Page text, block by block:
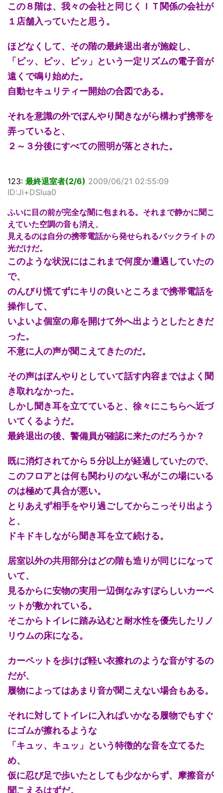
この８階は、我々の会社と同じくＩＴ関係の会社が
１店舗入っていたと思う。
ほどなくして、その階の最終退出者が施錠し、
「ピッ、ピッ、ピッ」という一定リズムの電子音が
遠くで鳴り始めた。
自動セキュリティー開始の合図である。
それを意識の外でぼんやり聞きながら構わず携帯を
弄っていると、
２～３分後にすべての照明が落とされた。
123: 最終退室者(2/6) 2009/06/21 02:55:09
ID:Ji+DSlua0
ふいに目の前が完全な闇に包まれる。それまで静かに聞こ
えていた空調の音も消え、
見えるのは自分の携帯電話から発せられるバックライトの
光だけだ。
このような状況にはこれまで何度か遭遇していたの
で、
のんびり慌てずにキリの良いところまで携帯電話を
操作して、
いよいよ個室の扉を開けて外へ出ようとしたときだ
った。
不意に人の声が聞こえてきたのだ。
その声はぼんやりとしていて話す内容まではよく聞
き取れなかった。
しかし聞き耳を立てていると、徐々にこちらへ近づ
いてくるようだ。
最終退出の後、警備員が確認に来たのだろうか？
既に消灯されてから５分以上が経過していたので、
このフロアとは何も関わりのない私がこの場にいる
のは極めて具合が悪い。
とりあえず相手をやり過ごしてからこっそり出よう
と、
ドキドキしながら聞き耳を立て続ける。
居室以外の共用部分はどの階も造りが同じになって
いて、
見るからに安物の実用一辺倒なみすぼらしいカーペ
ットが敷かれている。
そこからトイレに踏み込むと耐水性を優先したリノ
リウムの床になる。
カーペットを歩けば軽い衣擦れのような音がするの
だが、
履物によってはあまり音が聞こえない場合もある。
それに対してトイレに入ればいかなる履物でもすぐ
にゴムが擦れるような
「キュッ、キュッ」という特徴的な音を立てるた
め、
仮に忍び足で歩いたとしても少なからず、摩擦音が
聞こえるはずだ。